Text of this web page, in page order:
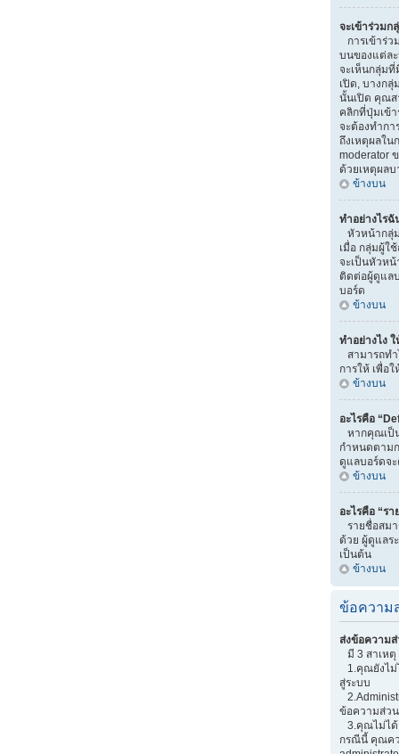
จะเข้าร่วมก
การเข้าร่
บนของแต่ล
จะเห็นกลุ่ม
เปิด, บางก
นั้นเปิด คุณส
คลิกที่ปุ่มเข้
จะต้องทำก
ถึงเหตุผลใน
moderator
ด้วยเหตุผลบ
ข้างบน
ทำอย่างไร
หัวหน้ากลุ่
เมื่อ กลุ่มผู้ใ
จะเป็นหัวห
ติดต่อผู้ดูแล
บอร์ด
ข้างบน
ทำอย่างไง
สามารถท
การให้ เพื่อ
ข้างบน
อะไรคือ
หากคุณเป็
กำหนดตาม
ดูแลบอร์ดจ
ข้างบน
อะไรคือ “ร
รายชื่อสม
ด้วย ผู้ดูแลร
เป็นต้น
ข้างบน
ข้อความ
ส่งข้อความ
มี 3 สาเหตุ
1.คุณยังไม่
สู่ระบบ
ข้อความส่ว
3.คุณไม่ได้
กรณีนี้ คุณคว